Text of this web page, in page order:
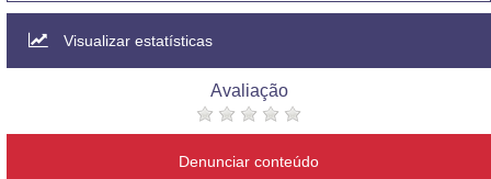
Visualizar estatísticas
Avaliação
Denunciar conteúdo